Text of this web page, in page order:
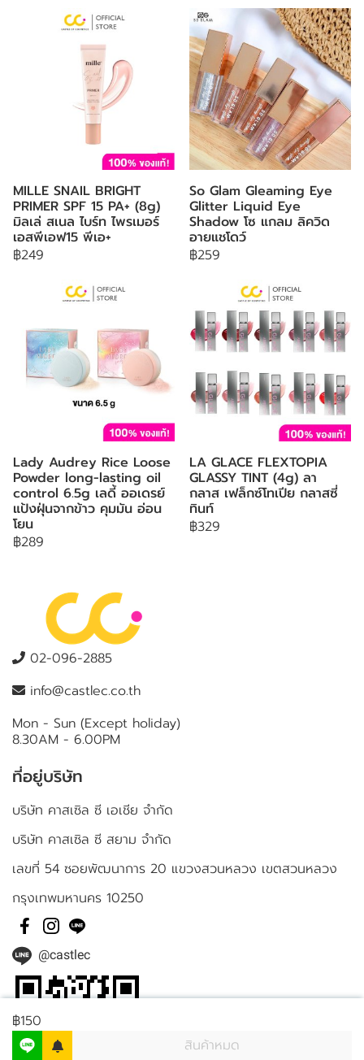
MILLE SNAIL BRIGHT
PRIMER SPF 15 PA+ (8g)
มิลเล่ สเนล ไบร์ท ไพรเมอร์
เอสพีเอฟ15 พีเอ+
฿249
So Glam Gleaming Eye
Glitter Liquid Eye
Shadow โซ แกลม ลิควิด
อายแชโดว์
฿259
Lady Audrey Rice Loose
Powder long-lasting oil
control 6.5g เลดี้ ออเดรย์
แป้งฝุ่นจากข้าว คุมมัน อ่อน
โยน
฿289
LA GLACE FLEXTOPIA
GLASSY TINT (4g) ลา
กลาส เฟล็กซ์โทเปีย กลาสซี่
ทินท์
฿329
฿150
สินค้าหมด
02-096-2885
info@castlec.co.th
Mon - Sun (Except holiday)
8.30AM - 6.00PM
ที่อยู่บริษัท
บริษัท คาสเซิล ซี เอเชีย จำกัด
บริษัท คาสเซิล ซี สยาม จำกัด
เลขที่ 54 ซอยพัฒนาการ 20 แขวงสวนหลวง เขตสวนหลวง
กรุงเทพมหานคร 10250
@castlec